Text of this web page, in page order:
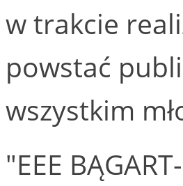
w trakcie
powstać
wszystkim
"EEE